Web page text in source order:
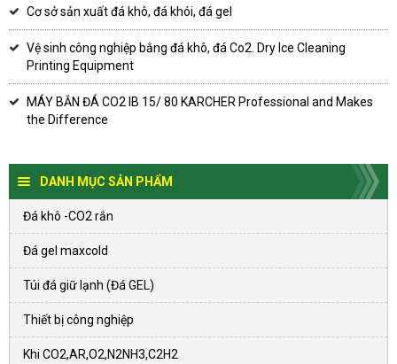
DANH MỤC SẢN PHẨM
Đá khô -CO2 rắn
Đá gel maxcold
Túi đá giữ lạnh (Đá GEL)
Thiết bị công nghiệp
Khi CO2,AR,O2,N2NH3,C2H2
Cơ sở sản xuất đá khô, đá khói, đá gel
Vệ sinh công nghiệp bằng đá khô, đá Co2. Dry Ice Cleaning
Printing Equipment
MÁY BẮN ĐÁ CO2 IB 15/ 80 KARCHER Professional and Makes
the Difference